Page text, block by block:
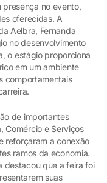
presença no evento,
oferecidas. A
Aelbra, Fernanda
no desenvolvimento
o estágio proporciona
em um ambiente
comportamentais
de importantes
Comércio e Serviços
reforçaram a conexão
ramos da economia.
destacou que a feira foi
suas